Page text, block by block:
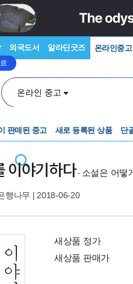
외국도서 알라딘굿즈 온라인중고
온라인 중고
판매된 중고 새로 등록된 상품 단
이야기하다- 소설은 어떻
행나무 | 2018-06-20
새상품 정가
새상품 판매가